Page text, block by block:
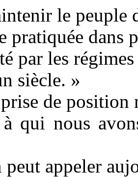
le peuple
pratiquée dans
par les
siècle. »
de position
qui nous
peut appeler